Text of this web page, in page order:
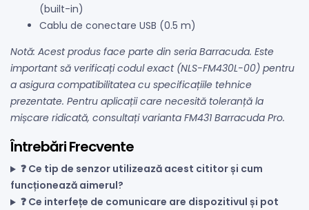
(built-in)
Cablu de conectare USB (0.5 m)
Notă: Acest produs face parte din seria Barracuda. Este
important să verificați codul exact (NLS-FM430L-00) pentru
a asigura compatibilitatea cu specificațiile tehnice
prezentate. Pentru aplicații care necesită toleranță la
mișcare ridicată, consultați varianta FM431 Barracuda Pro.
Întrebări Frecvente
❓ Ce tip de senzor utilizează acest cititor și cum
funcționează aimerul?
❓ Ce interfețe de comunicare are dispozitivul și pot